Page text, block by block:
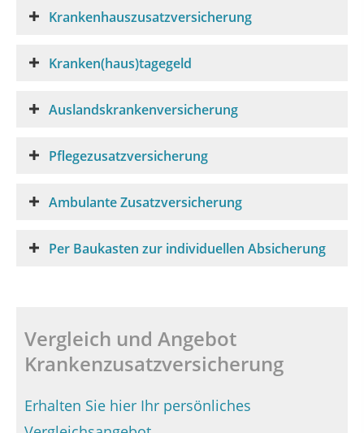
Krankenhauszusatzversicherung
Kranken(haus)tagegeld
Auslandskrankenversicherung
Pflegezusatzversicherung
Ambulante Zusatzversicherung
Per Baukasten zur individuellen Absicherung
Vergleich und Angebot
Krankenzusatzversicherung
Erhalten Sie hier Ihr persönliches